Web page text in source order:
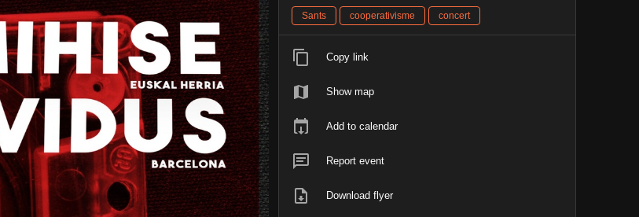
Sants cooperativisme concert
Copy link
Show map
Add to calendar
Report event
Download flyer